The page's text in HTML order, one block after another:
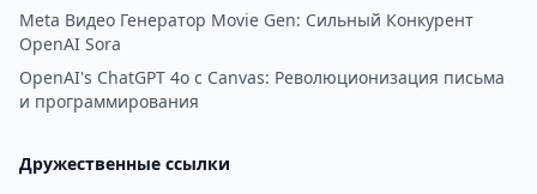
Meta Видео Генератор Movie Gen: Сильный Конкурент
OpenAI Sora
OpenAI's ChatGPT 4o с Canvas: Революционизация письма
и программирования
Дружественные ссылки